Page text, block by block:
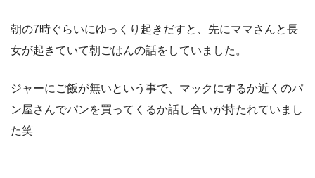
朝の7時ぐらいにゆっくり起きだすと、先にママさんと長
女が起きていて朝ごはんの話をしていました。
ジャーにご飯が無いという事で、マックにするか近くのパ
ン屋さんでパンを買ってくるか話し合いが持たれていまし
た笑